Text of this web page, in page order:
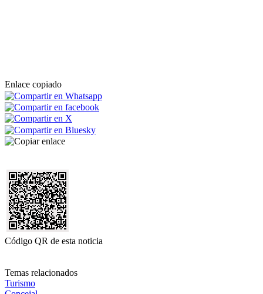
Enlace copiado
Código QR de esta noticia
Temas relacionados
Turismo